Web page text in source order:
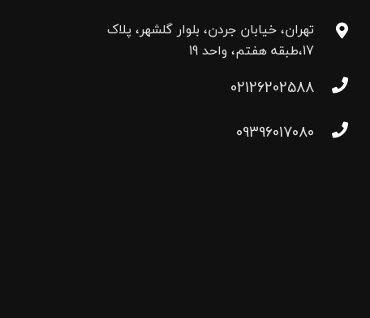
تهران، خیابان جردن، بلوار گلشهر، پلاک
17،طبقه هفتم، واحد 19
02126202588
09396017080